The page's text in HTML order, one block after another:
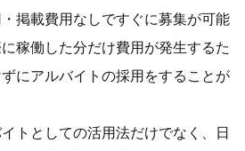
掲載費用なしですぐに募集が可能
稼働した分だけ費用が発生するた
にアルバイトの採用をすることが
トとしての活用法だけでなく、日